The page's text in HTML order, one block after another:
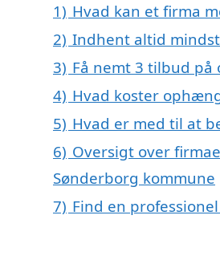
1) Hvad kan et firma
2) Indhent altid
3) Få nemt 3 tilbud
4) Hvad koster
5) Hvad er med til at
6) Oversigt over
Sønderborg kommune
7) Find en